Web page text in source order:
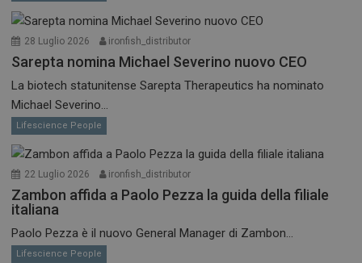
28 Luglio 2026 ironfish_distributor
Sarepta nomina Michael Severino nuovo CEO
La biotech statunitense Sarepta Therapeutics ha nominato
Michael Severino...
Lifescience People
22 Luglio 2026 ironfish_distributor
Zambon affida a Paolo Pezza la guida della filiale
italiana
Paolo Pezza è il nuovo General Manager di Zambon...
Lifescience People